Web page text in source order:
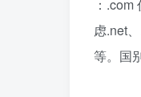
：
虑.net
等。国